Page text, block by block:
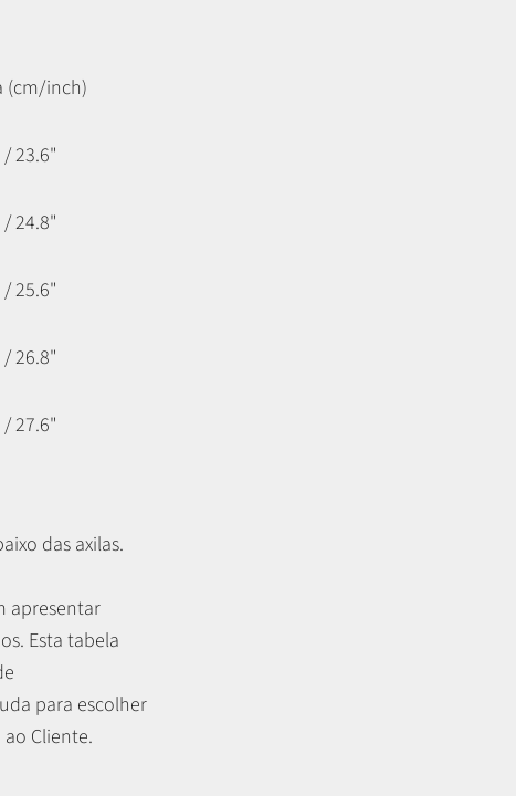
(cm/inch)
23.6"
24.8"
25.6"
26.8"
27.6"
das axilas.
apresentar
Esta tabela
para escolher
Cliente.